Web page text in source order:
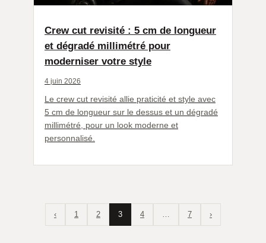
Crew cut revisité : 5 cm de longueur
et dégradé millimétré pour
moderniser votre style
4 juin 2026
Le crew cut revisité allie praticité et style avec
5 cm de longueur sur le dessus et un dégradé
millimétré, pour un look moderne et
personnalisé.
‹ 1 2 3 4 … 7 ›